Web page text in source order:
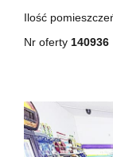
Ilość
Nr oferty 140936